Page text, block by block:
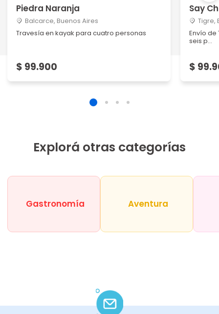
Piedra Naranja
Balcarce, Buenos Aires
Travesía en kayak para cuatro personas
$ 99.900
Say
Tigre,
Envío
seis p...
$
Explorá otras categorías
Gastronomía Aventura